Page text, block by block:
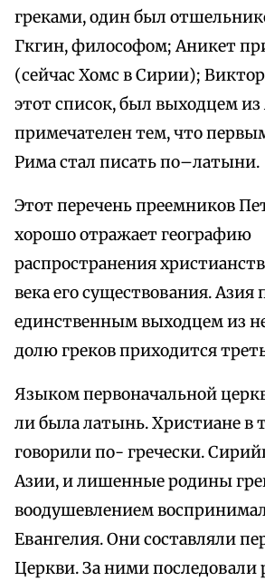
греками, один был
Гкгин, философом; Аникет
(сейчас Хомс в Сирии);
этот список, был выходцем
примечателен тем, что
Рима стал писать по–латыни.
Этот перечень преемников
хорошо отражает географию
распространения
века его существования. Азия
единственным выходцем из
долю греков приходится
Языком первоначальной
ли была латынь. Христиане в
говорили по- гречески.
Азии, и лишенные родины
воодушевлением
Евангелия. Они составляли
Церкви. За ними последовали